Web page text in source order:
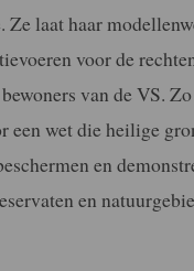
Ze laat haar
voor de
van de VS.
een wet die heilige
en
en